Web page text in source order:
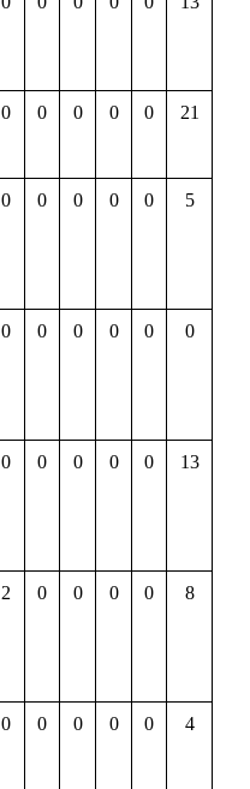
0 0 0 0 0 21
0 0 0 0 0 5
0 0 0 0 0 0
0 0 0 0 0 13
2 0 0 0 0 8
0 0 0 0 0 4